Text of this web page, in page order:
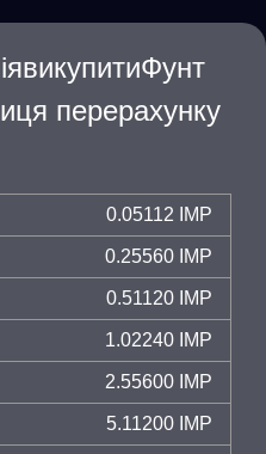
перерахунку
0.05112 IMP
0.25560 IMP
0.51120 IMP
1.02240 IMP
2.55600 IMP
5.11200 IMP